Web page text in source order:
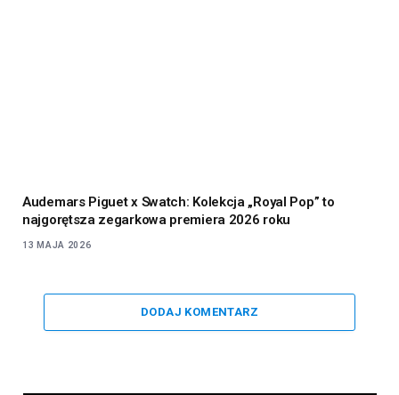
Audemars Piguet x Swatch: Kolekcja „Royal Pop” to
najgorętsza zegarkowa premiera 2026 roku
13 MAJA 2026
DODAJ KOMENTARZ